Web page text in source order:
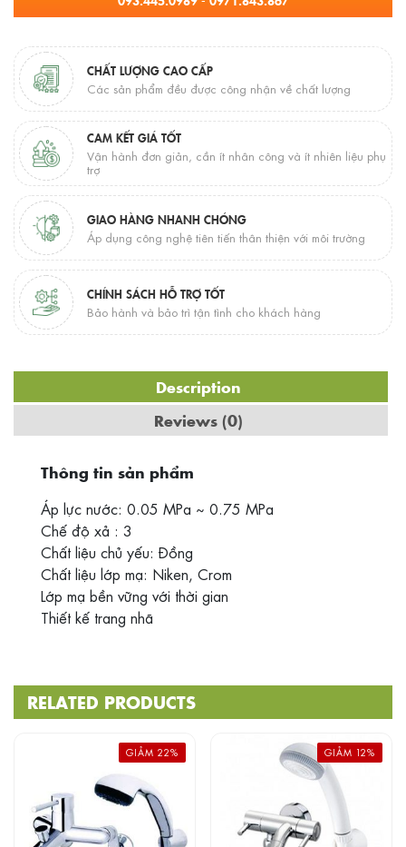
CHẤT LƯỢNG CAO CẤP
Các sản phẩm đều được công nhận về chất lượng
CAM KẾT GIÁ TỐT
Vận hành đơn giản, cần ít nhân công và ít nhiên liệu phụ
trợ
GIAO HÀNG NHANH CHÓNG
Áp dụng công nghệ tiên tiến thân thiện với môi trường
CHÍNH SÁCH HỖ TRỢ TỐT
Bảo hành và bảo trì tận tình cho khách hàng
Description
Reviews (0)
Thông tin sản phẩm
Áp lực nước: 0.05 MPa ~ 0.75 MPa
Chế độ xả : 3
Chất liệu chủ yếu: Đồng
Chất liệu lớp mạ: Niken, Crom
Lớp mạ bền vững với thời gian
Thiết kế trang nhã
RELATED PRODUCTS
GIẢM 22% GIẢM 12%